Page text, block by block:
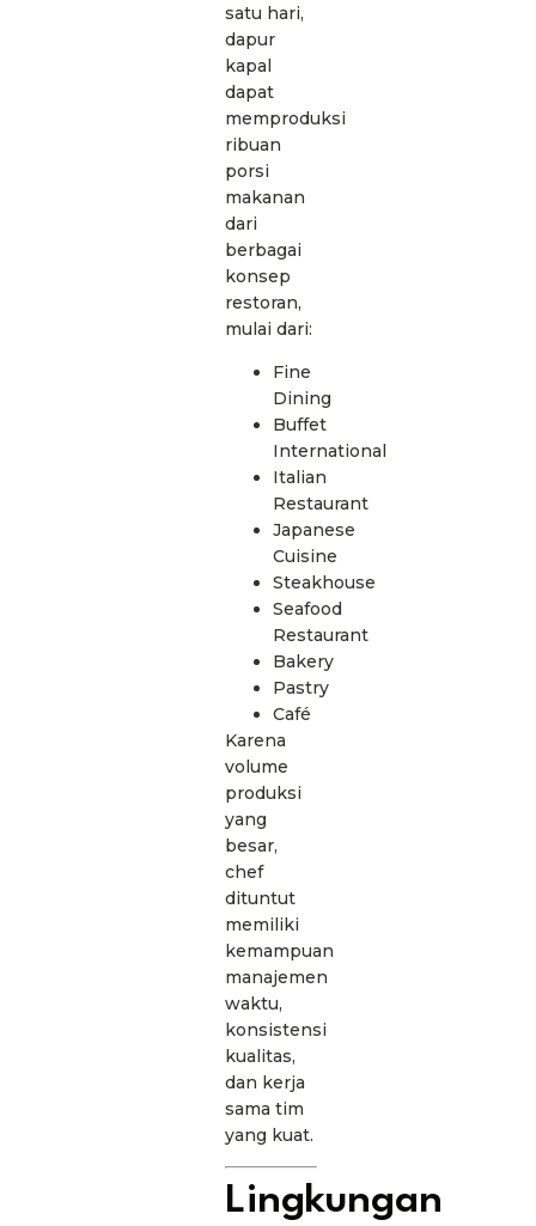
satu hari,
dapur
kapal
dapat
memproduksi
ribuan
porsi
makanan
dari
berbagai
konsep
restoran,
mulai dari:
Fine
Dining
Buffet
International
Italian
Restaurant
Japanese
Cuisine
Steakhouse
Seafood
Restaurant
Bakery
Pastry
Café
Karena
volume
produksi
yang
besar,
chef
dituntut
memiliki
kemampuan
manajemen
waktu,
konsistensi
kualitas,
dan kerja
sama tim
yang kuat.
Lingkungan